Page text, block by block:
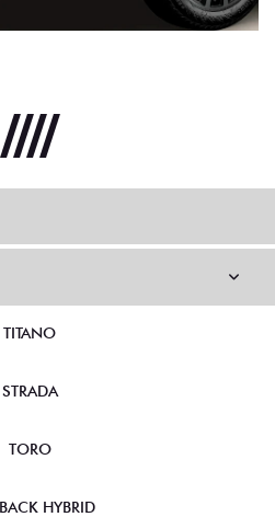
TITANO
STRADA
TORO
HYBRID